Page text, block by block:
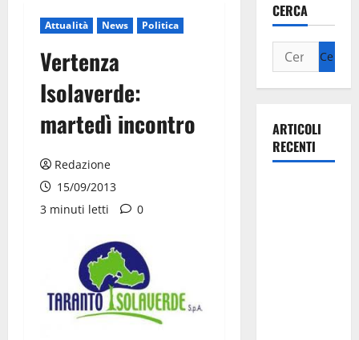
Attualità News Politica
Vertenza
Isolaverde:
martedì incontro
Redazione
15/09/2013
3 minuti letti
0
CERCA
ARTICOLI
RECENTI